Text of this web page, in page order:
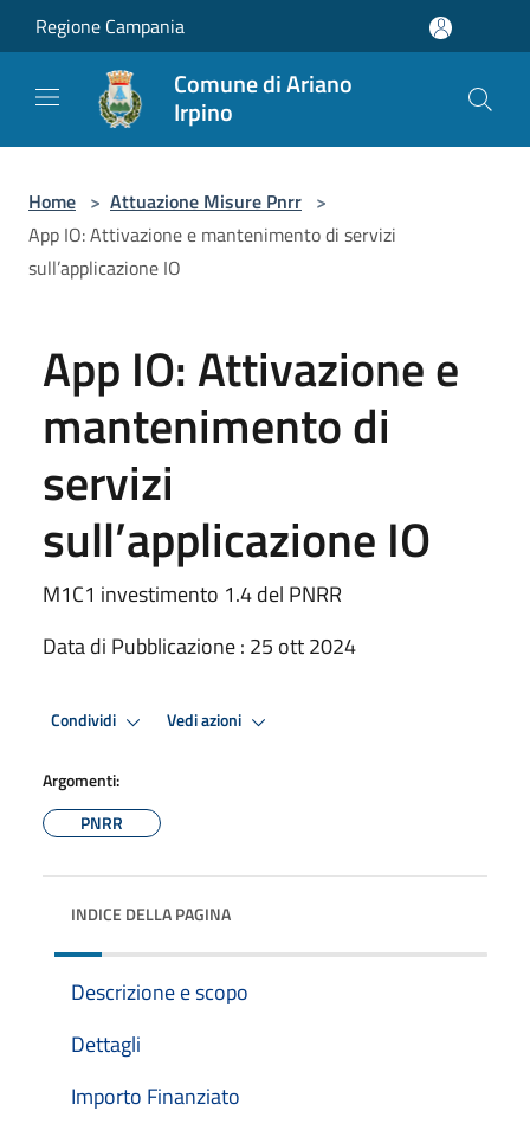
Salta al contenuto principale
Regione Campania
Comune di Ariano
Irpino
Home > Attuazione Misure Pnrr >
App IO: Attivazione e mantenimento di servizi
sull’applicazione IO
App IO: Attivazione e
mantenimento di
servizi
sull’applicazione IO
M1C1 investimento 1.4 del PNRR
Data di Pubblicazione : 25 ott 2024
Condividi Vedi azioni
Argomenti:
PNRR
INDICE DELLA PAGINA
Descrizione e scopo
Dettagli
Importo Finanziato